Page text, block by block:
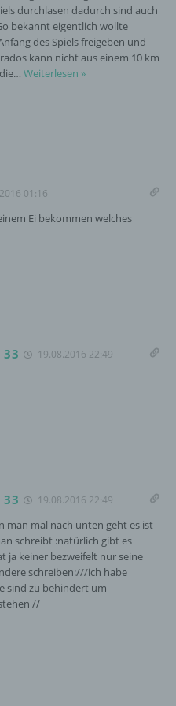
durchlasen dadurch sind auch
bekannt eigentlich wollte
des Spiels freigeben und
kann nicht aus einem 10 km
… Weiterlesen »
01:16
Ei bekommen welches
33 19.08.2016 22:49
33 19.08.2016 22:49
man mal nach unten geht es ist
schreibt :natürlich gibt es
ja keiner bezweifelt nur seine
schreiben:///ich habe
sind zu behindert um
//
unmissverständlich
zu verstehen gibt, dass
der sie betreffenden
Daten einverstanden
in den Mitgliedstaaten
Bestimmungen
dazu, unser Angebot